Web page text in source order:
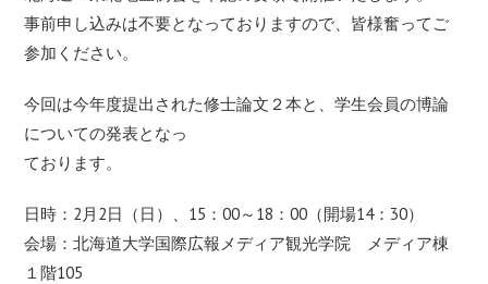
事前申し込みは不要となっておりますので、皆様奮ってご
参加ください。
今回は今年度提出された修士論文２本と、学生会員の博論
についての発表となっ
ております。
日時：2月2日（日）、15：00～18：00（開場14：30）
会場：北海道大学国際広報メディア観光学院 メディア棟
１階105